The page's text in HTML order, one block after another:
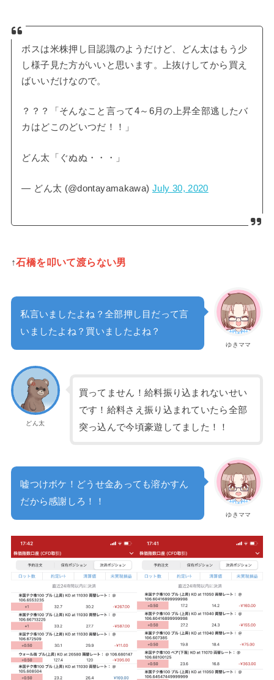
ボスは米株押し目認識のようだけど、どん太はもう少
し様子見た方がいいと思います。上抜けしてから買え
ばいいだけなので。
？？？「そんなこと言って4～6月の上昇全部逃したバ
カはどこのどいつだ！！」
どん太「ぐぬぬ・・・」
— どん太 (@dontayamakawa) July 30, 2020
↑石橋を叩いて渡らない男
ゆきママ
私言いましたよね？全部押し目だって言
いましたよね？買いましたよね？
どん太
買ってません！給料振り込まれないせい
です！給料さえ振り込まれていたら全部
突っ込んで今頃豪遊してました！！
ゆきママ
嘘つけボケ！どうせ金あっても溶かすん
だから感謝しろ！！